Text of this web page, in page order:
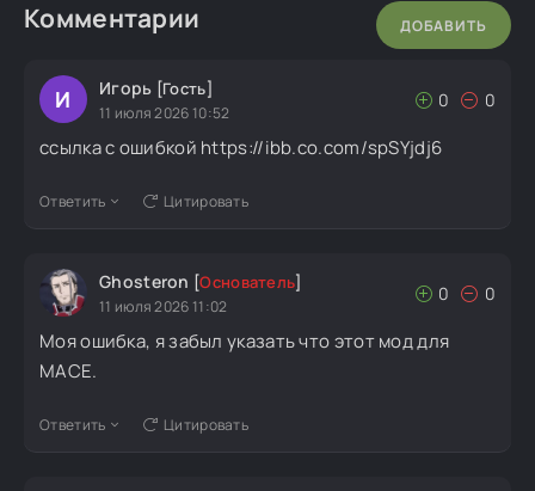
Комментарии ДОБАВИТЬ
И Игорь [Гость]
11 июля 2026 10:52
0 0
ссылка с ошибкой https://ibb.co.com/spSYjdj6
Ответить Цитировать
Ghosteron [Основатель]
11 июля 2026 11:02
0 0
Моя ошибка, я забыл указать что этот мод для
MACE.
Ответить Цитировать